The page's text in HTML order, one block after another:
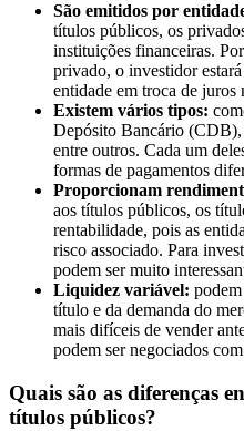
São emitidos por
títulos públicos, os
instituições financeiras.
privado, o investidor
entidade em troca de juros
Existem vários tipos:
Depósito Bancário
entre outros. Cada um
formas de pagamentos
Proporcionam
aos títulos públicos, os
rentabilidade, pois as
risco associado. Para
podem ser muito
Liquidez variável:
título e da demanda do
mais difíceis de vender
podem ser negociados
Quais são as diferenças
títulos públicos?